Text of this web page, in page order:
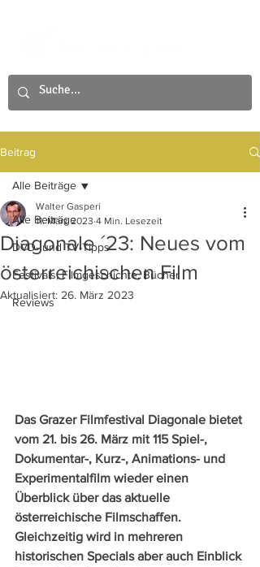
Beitrag
Alle Beiträge
DVD- und TV-Tipps
Festivals, Filmgeschichte, Bücher
Reviews
Alle Beiträge
Diagonale ´23: Neues vom
österreichischen Film
Walter Gasperi
11. März 2023 4 Min. Lesezeit
Aktualisiert: 26. März 2023
Das Grazer Filmfestival Diagonale bietet
vom 21. bis 26. März mit 115 Spiel-,
Dokumentar-, Kurz-, Animations- und
Experimentalfilm wieder einen
Überblick über das aktuelle
österreichische Filmschaffen.
Gleichzeitig wird in mehreren
historischen Specials aber auch Einblick